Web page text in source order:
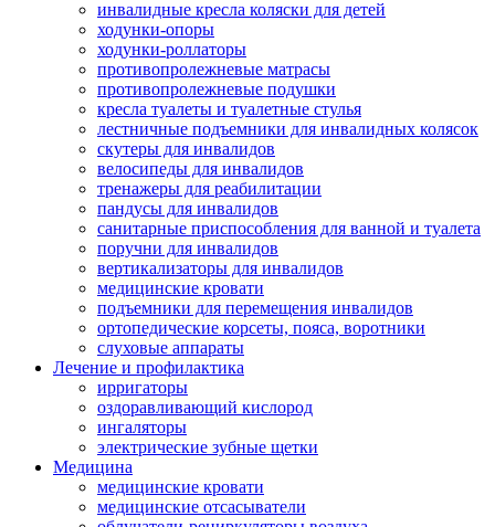
инвалидные кресла коляски для детей
ходунки-опоры
ходунки-роллаторы
противопролежневые матрасы
противопролежневые подушки
кресла туалеты и туалетные стулья
лестничные подъемники для инвалидных колясок
скутеры для инвалидов
велосипеды для инвалидов
тренажеры для реабилитации
пандусы для инвалидов
санитарные приспособления для ванной и туалета
поручни для инвалидов
вертикализаторы для инвалидов
медицинские кровати
подъемники для перемещения инвалидов
ортопедические корсеты, пояса, воротники
слуховые аппараты
Лечение и профилактика
ирригаторы
оздоравливающий кислород
ингаляторы
электрические зубные щетки
Медицина
медицинские кровати
медицинские отсасыватели